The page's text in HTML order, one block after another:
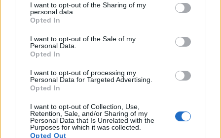
I want to opt-out of the Sharing of my
personal data.
Opted In
I want to opt-out of the Sale of my
Personal Data.
Opted In
I want to opt-out of processing my
Personal Data for Targeted Advertising.
Opted In
I want to opt-out of Collection, Use,
Retention, Sale, and/or Sharing of my
Personal Data that Is Unrelated with the
Purposes for which it was collected.
Opted Out
Facebook
Twitter
Tags:ΚΟΡΟΝΟΙΟΣ , ΜΕΤΑΛΛΑΞΕΙΣ
COVID,ΝΙΓΗΡΙΑΝΗ ΜΕΤΑΛΛΑΞΗ